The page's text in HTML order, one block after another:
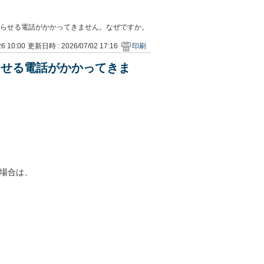
る電話がかかってきません。なぜですか。
10:00 更新日時 : 2026/07/02 17:16 印刷
る電話がかかってきま
合は、